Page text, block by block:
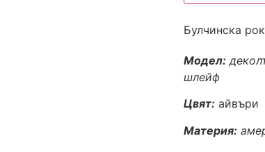
Булчинска
Модел:
шлейф
Цвят: айвъри
Материя: